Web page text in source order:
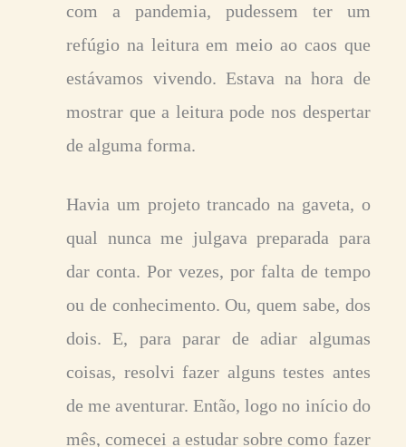
com a pandemia, pudessem ter um
refúgio na leitura em meio ao caos que
estávamos vivendo. Estava na hora de
mostrar que a leitura pode nos despertar
de alguma forma.
Havia um projeto trancado na gaveta, o
qual nunca me julgava preparada para
dar conta. Por vezes, por falta de tempo
ou de conhecimento. Ou, quem sabe, dos
dois. E, para parar de adiar algumas
coisas, resolvi fazer alguns testes antes
de me aventurar. Então, logo no início do
mês, comecei a estudar sobre como fazer